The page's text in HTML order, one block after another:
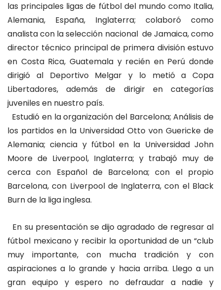
las principales ligas de fútbol del mundo como Italia,
Alemania, España, Inglaterra; colaboró como
analista con la selección nacional de Jamaica, como
director técnico principal de primera división estuvo
en Costa Rica, Guatemala y recién en Perú donde
dirigió al Deportivo Melgar y lo metió a Copa
Libertadores, además de dirigir en categorías
juveniles en nuestro país.
Estudió en la organización del Barcelona; Análisis de
los partidos en la Universidad Otto von Guericke de
Alemania; ciencia y fútbol en la Universidad John
Moore de Liverpool, Inglaterra; y trabajó muy de
cerca con Español de Barcelona; con el propio
Barcelona, con Liverpool de Inglaterra, con el Black
Burn de la liga inglesa.
En su presentación se dijo agradado de regresar al
fútbol mexicano y recibir la oportunidad de un “club
muy importante, con mucha tradición y con
aspiraciones a lo grande y hacia arriba. Llego a un
gran equipo y espero no defraudar a nadie y